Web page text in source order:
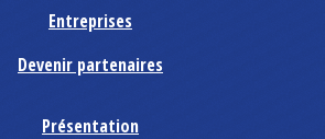
Entreprises
Devenir partenaires
Présentation